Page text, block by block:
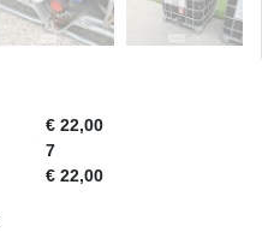
€ 22,00
7
€ 22,00